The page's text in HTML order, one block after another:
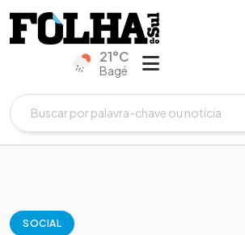
21°C
Bagé
SOCIAL